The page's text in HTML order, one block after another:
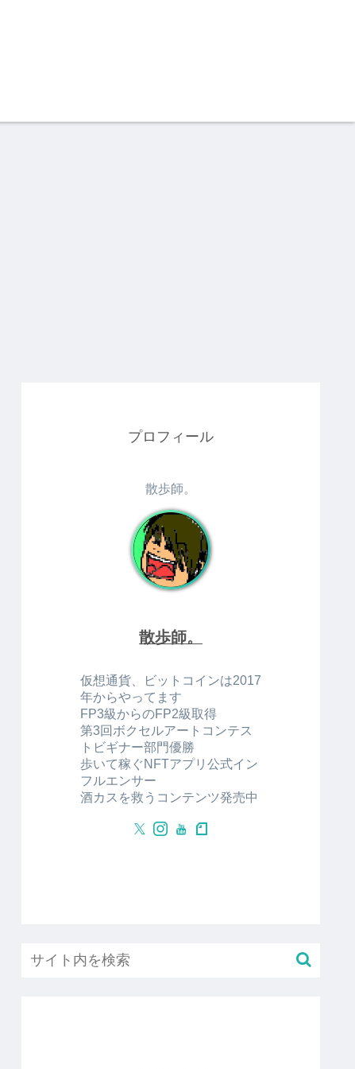
プロフィール
散歩師。
散歩師。
仮想通貨、ビットコインは2017
年からやってます
FP3級からのFP2級取得
第3回ボクセルアートコンテス
トビギナー部門優勝
歩いて稼ぐNFTアプリ公式イン
フルエンサー
酒カスを救うコンテンツ発売中